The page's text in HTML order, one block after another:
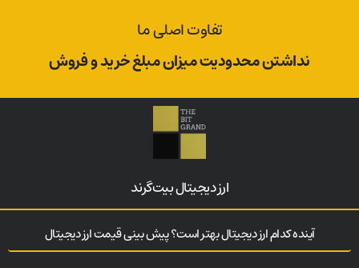
تفاوت اصلی ما
نداشتن محدودیت میزان مبلغ خرید و فروش
ارز‌ دیجیتال بیت‌گرند
آینده کدام ارز دیجیتال بهتر است؟ پیش بینی قیمت ارز دیجیتال